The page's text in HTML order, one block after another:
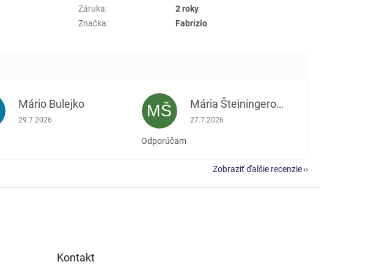
Záruka:
2 roky
Značka: Fabrizio
Mário Bulejko
Hodnotenie obchodu je 5 z 5 hviezdičiek.
29.7.2026 MŠ Mária Šteiningerová
Hodnotenie obchodu je 5 z 5 hviezdičiek.
27.7.2026
Odporúčam
Zobraziť ďalšie recenzie
Kontakt